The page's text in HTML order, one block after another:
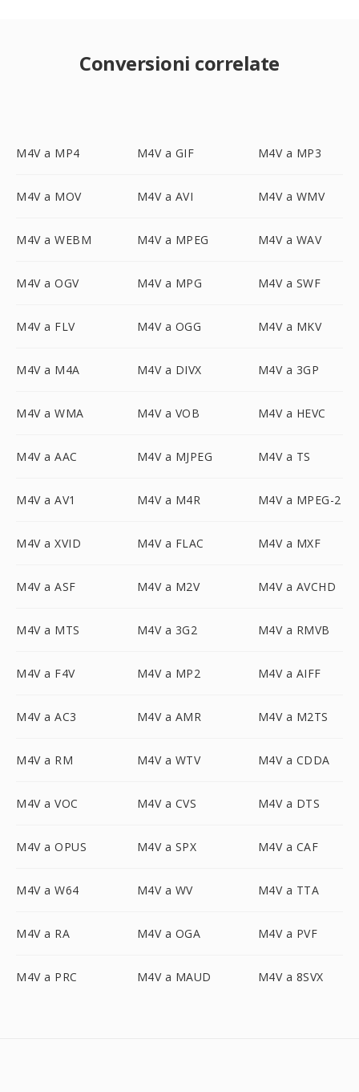
Conversioni correlate
M4V a MP4 M4V a GIF M4V a MP3
M4V a MOV M4V a AVI M4V a WMV
M4V a WEBM M4V a MPEG M4V a WAV
M4V a OGV M4V a MPG M4V a SWF
M4V a FLV M4V a OGG M4V a MKV
M4V a M4A M4V a DIVX M4V a 3GP
M4V a WMA M4V a VOB M4V a HEVC
M4V a AAC M4V a MJPEG M4V a TS
M4V a AV1 M4V a M4R M4V a MPEG-2
M4V a XVID M4V a FLAC M4V a MXF
M4V a ASF M4V a M2V M4V a AVCHD
M4V a MTS M4V a 3G2 M4V a RMVB
M4V a F4V M4V a MP2 M4V a AIFF
M4V a AC3 M4V a AMR M4V a M2TS
M4V a RM M4V a WTV M4V a CDDA
M4V a VOC M4V a CVS M4V a DTS
M4V a OPUS M4V a SPX M4V a CAF
M4V a W64 M4V a WV M4V a TTA
M4V a RA M4V a OGA M4V a PVF
M4V a PRC M4V a MAUD M4V a 8SVX